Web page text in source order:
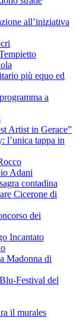
all’iniziativa
più equo ed
a
Artist in Gerace”
l’unica tappa in
Adani
contadina
Cicerone di
dei
Incantato
Madonna di
Festival del
il murales